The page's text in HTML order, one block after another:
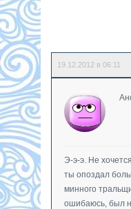
19.12.2012 в 06:11
Э-э-э. Не
ты опоздал
минного
ошибаюсь, был